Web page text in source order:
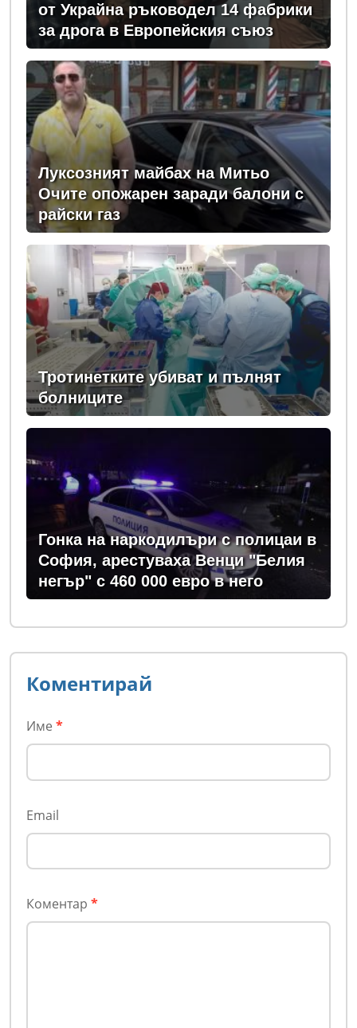
от Украйна ръководел 14 фабрики
за дрога в Европейския съюз
Луксозният майбах на Митьо
Очите опожарен заради балони с
райски газ
Тротинетките убиват и пълнят
болниците
Гонка на наркодилъри с полицаи в
София, арестуваха Венци "Белия
негър" с 460 000 евро в него
Коментирай
Име *
Email
Коментар *